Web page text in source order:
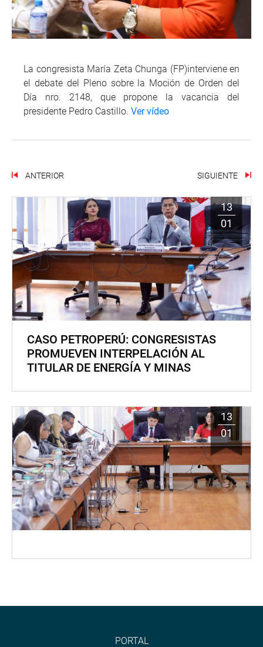
La congresista María Zeta Chunga (FP)interviene en
el debate del Pleno sobre la Moción de Orden del
Día nro. 2148, que propone la vacancia del
presidente Pedro Castillo. Ver vídeo
ANTERIOR SIGUIENTE
13
01
CASO PETROPERÚ: CONGRESISTAS
PROMUEVEN INTERPELACIÓN AL
TITULAR DE ENERGÍA Y MINAS
13
01
PORTAL